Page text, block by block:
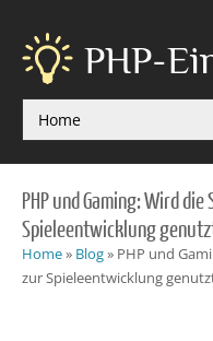
PHP-
PHP und Gaming: Wird
Spieleentwicklung
Home» Blog» PHP und
zur Spieleentwicklung